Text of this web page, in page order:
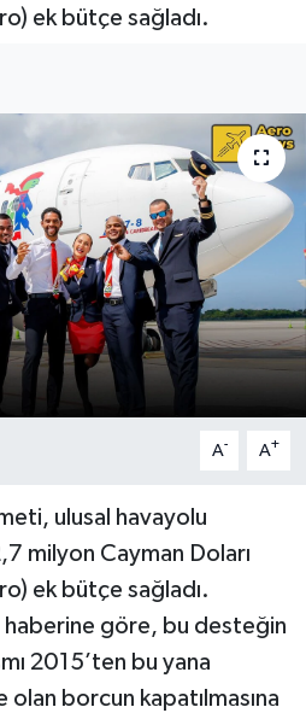
ek bütçe sağladı.
A- A+
ulusal havayolu
milyon Cayman Doları
ek bütçe sağladı.
haberine göre, bu desteğin
2015’ten bu yana
olan borcun kapatılmasına